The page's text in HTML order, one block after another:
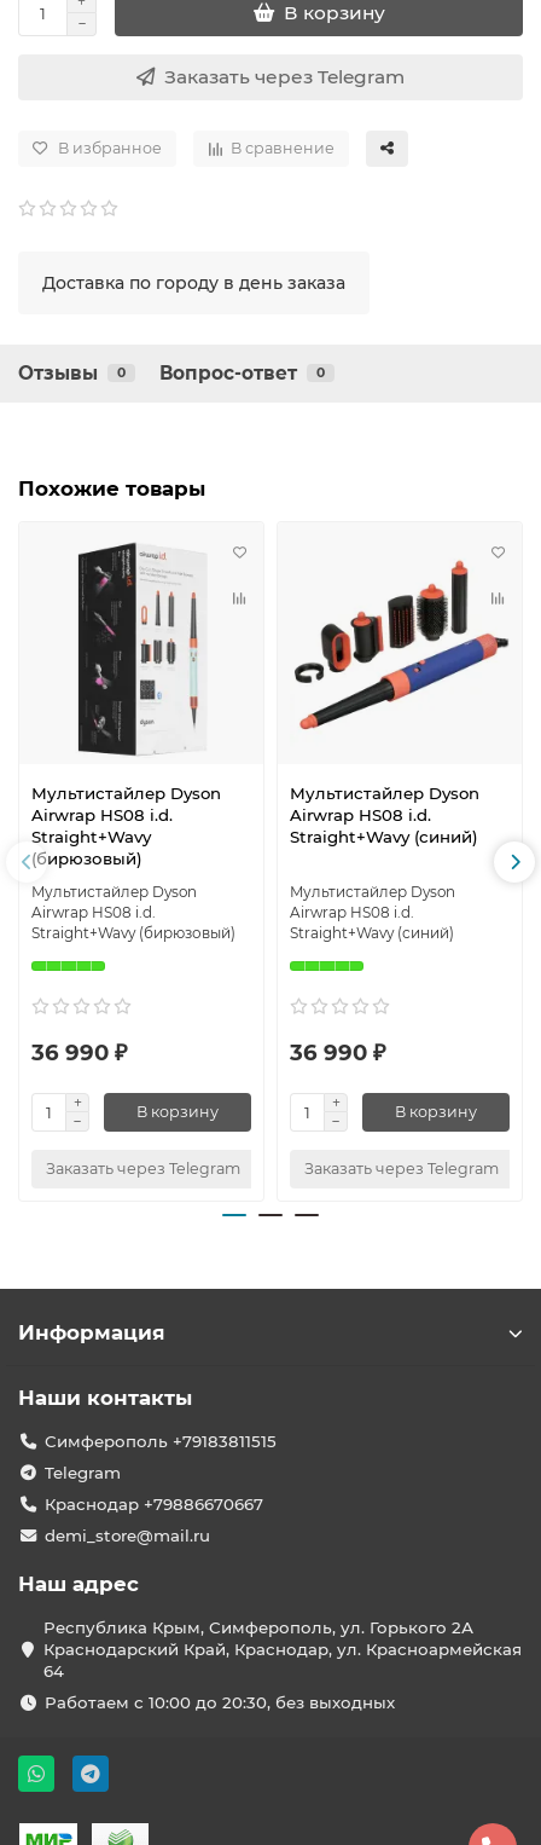
В корзину
Заказать через Telegram
В избранное В сравнение
Доставка по городу в день заказа
Отзывы 0 Вопрос-ответ 0
Похожие товары
Мультистайлер Dyson
Airwrap HS08 i.d.
Straight+Wavy
(бирюзовый)
Мультистайлер Dyson
Airwrap HS08 i.d.
Straight+Wavy (бирюзовый)
36 990 ₽
В корзину
Заказать через Telegram
Мультистайлер Dyson
Airwrap HS08 i.d.
Straight+Wavy (синий)
Мультистайлер Dyson
Airwrap HS08 i.d.
Straight+Wavy (синий)
36 990 ₽
В корзину
Заказать через Telegram
Информация
Наши контакты
Симферополь +79183811515
Telegram
Краснодар +79886670667
demi_store@mail.ru
Наш адрес
Республика Крым, Симферополь, ул. Горького 2А
Краснодарский Край, Краснодар, ул. Красноармейская
64
Работаем с 10:00 до 20:30, без выходных